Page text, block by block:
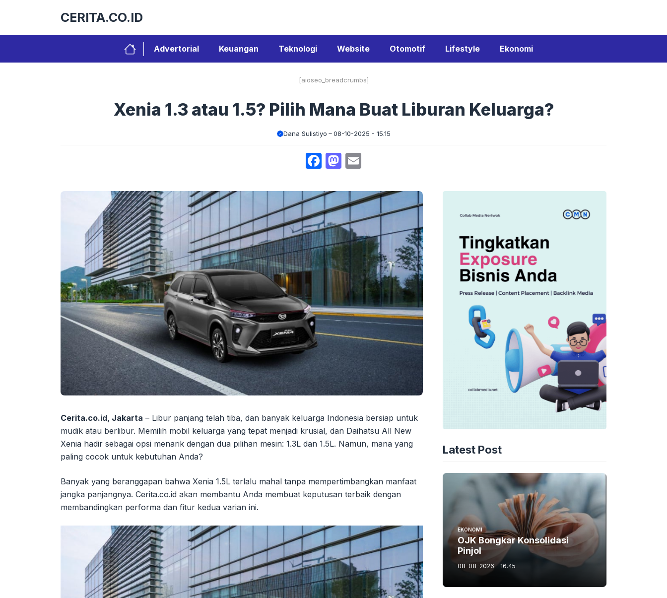
CERITA.CO.ID
Advertorial Keuangan Teknologi Website Otomotif Lifestyle Ekonomi
[aioseo_breadcrumbs]
Xenia 1.3 atau 1.5? Pilih Mana Buat Liburan Keluarga?
Dana Sulistiyo 08-10-2025 - 15.15
Facebook
Mastodon
Cerita.co.id, Jakarta – Libur panjang telah tiba, dan banyak keluarga Indonesia bersiap untuk
mudik atau berlibur. Memilih mobil keluarga yang tepat menjadi krusial, dan Daihatsu All New
Xenia hadir sebagai opsi menarik dengan dua pilihan mesin: 1.3L dan 1.5L. Namun, mana yang
paling cocok untuk kebutuhan Anda?
Banyak yang beranggapan bahwa Xenia 1.5L terlalu mahal tanpa mempertimbangkan manfaat
jangka panjangnya. Cerita.co.id akan membantu Anda membuat keputusan terbaik dengan
membandingkan performa dan fitur kedua varian ini.
Latest Post
EKONOMI
OJK Bongkar Konsolidasi
Pinjol
08-08-2026 - 16.45